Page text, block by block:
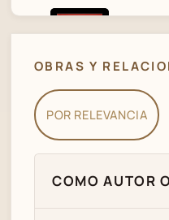
03
OBRAS Y
POR RELEVANCIA
COMO AUTOR